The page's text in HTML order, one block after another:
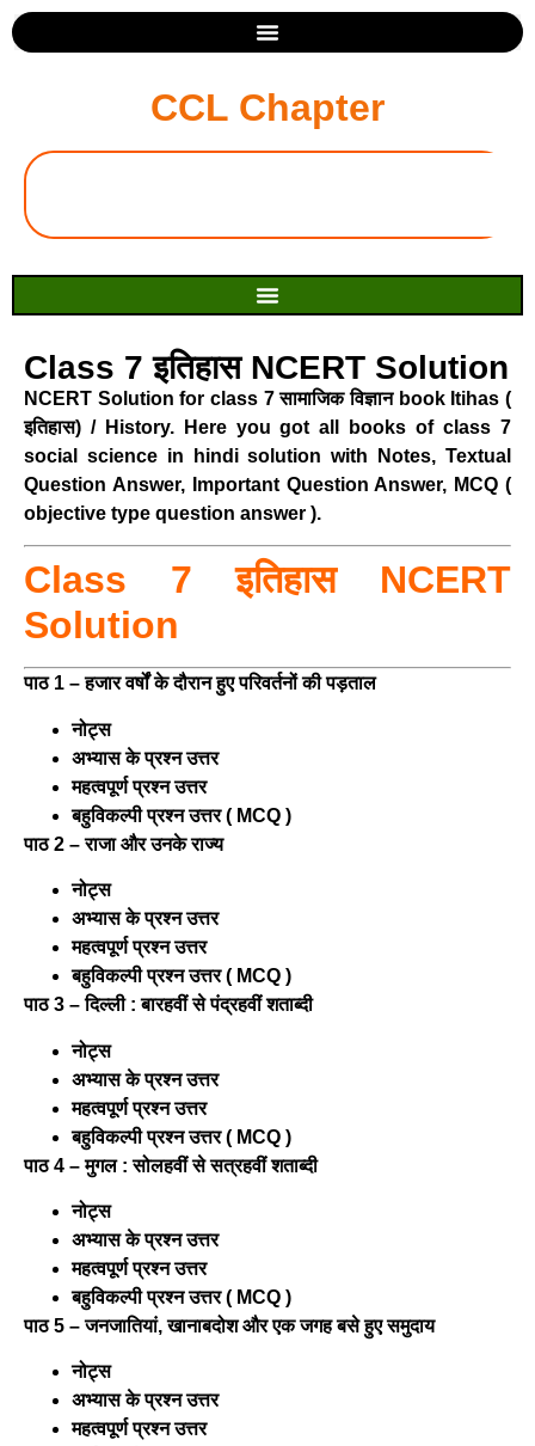
CCL Chapter
Class 7 इतिहास NCERT Solution
NCERT Solution for class 7 सामाजिक विज्ञान book Itihas (
इतिहास) / History. Here you got all books of class 7
social science in hindi solution with Notes, Textual
Question Answer, Important Question Answer, MCQ (
objective type question answer ).
Class 7 इतिहास NCERT
Solution
पाठ 1 – हजार वर्षों के दौरान हुए परिवर्तनों की पड़ताल
नोट्स
अभ्यास के प्रश्न उत्तर
महत्वपूर्ण प्रश्न उत्तर
बहुविकल्पी प्रश्न उत्तर ( MCQ )
पाठ 2 – राजा और उनके राज्य
नोट्स
अभ्यास के प्रश्न उत्तर
महत्वपूर्ण प्रश्न उत्तर
बहुविकल्पी प्रश्न उत्तर ( MCQ )
पाठ 3 – दिल्ली : बारहवीं से पंद्रहवीं शताब्दी
नोट्स
अभ्यास के प्रश्न उत्तर
महत्वपूर्ण प्रश्न उत्तर
बहुविकल्पी प्रश्न उत्तर ( MCQ )
पाठ 4 – मुगल : सोलहवीं से सत्रहवीं शताब्दी
नोट्स
अभ्यास के प्रश्न उत्तर
महत्वपूर्ण प्रश्न उत्तर
बहुविकल्पी प्रश्न उत्तर ( MCQ )
पाठ 5 – जनजातियां, खानाबदोश और एक जगह बसे हुए समुदाय
नोट्स
अभ्यास के प्रश्न उत्तर
महत्वपूर्ण प्रश्न उत्तर